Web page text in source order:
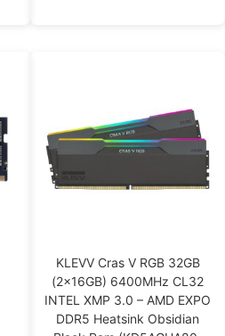
KLEVV Cras V RGB 32GB
(2x16GB) 6400MHz CL32
INTEL XMP 3.0 – AMD EXPO
DDR5 Heatsink Obsidian